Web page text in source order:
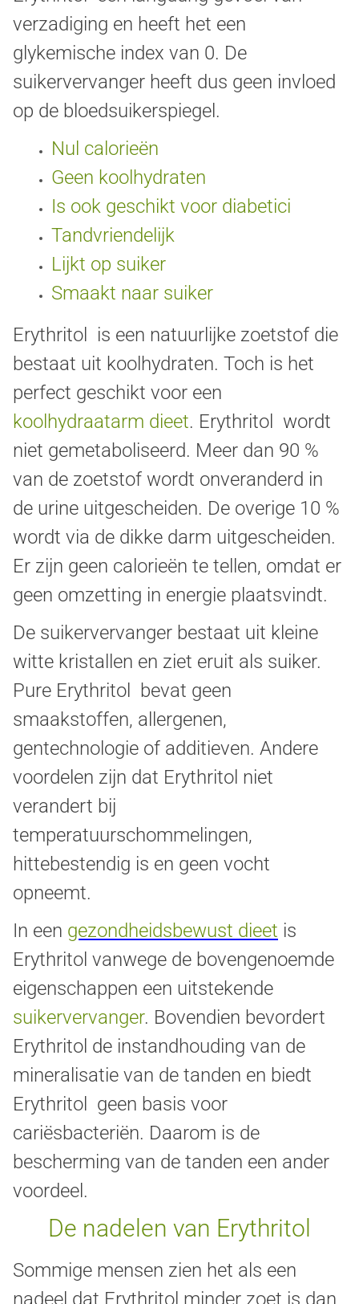
verzadiging en heeft het een
glykemische index van 0. De
suikervervanger heeft dus geen invloed
op de bloedsuikerspiegel.
Nul calorieën
Geen koolhydraten
Is ook geschikt voor diabetici
Tandvriendelijk
Lijkt op suiker
Smaakt naar suiker
Erythritol is een natuurlijke zoetstof die
bestaat uit koolhydraten. Toch is het
perfect geschikt voor een
koolhydraatarm dieet. Erythritol wordt
niet gemetaboliseerd. Meer dan 90 %
van de zoetstof wordt onveranderd in
de urine uitgescheiden. De overige 10 %
wordt via de dikke darm uitgescheiden.
Er zijn geen calorieën te tellen, omdat er
geen omzetting in energie plaatsvindt.
De suikervervanger bestaat uit kleine
witte kristallen en ziet eruit als suiker.
Pure Erythritol bevat geen
smaakstoffen, allergenen,
gentechnologie of additieven. Andere
voordelen zijn dat Erythritol niet
verandert bij
temperatuurschommelingen,
hittebestendig is en geen vocht
opneemt.
In een gezondheidsbewust dieet is
Erythritol vanwege de bovengenoemde
eigenschappen een uitstekende
suikervervanger. Bovendien bevordert
Erythritol de instandhouding van de
mineralisatie van de tanden en biedt
Erythritol geen basis voor
cariësbacteriën. Daarom is de
bescherming van de tanden een ander
voordeel.
De nadelen van Erythritol
Sommige mensen zien het als een
nadeel dat Erythritol minder zoet is dan